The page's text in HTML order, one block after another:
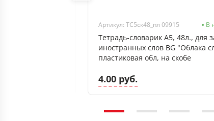
Артикул: ТС5ск48_пл 09915 В
Тетрадь-словарик А5, 48л., для
иностранных слов BG "Облака
пластиковая обл, на скобе
4.00 руб.